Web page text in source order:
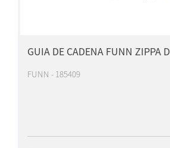
GUIA DE CADENA FUNN ZIPPA D
FUNN - 185409